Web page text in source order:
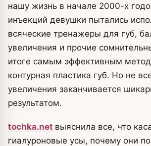
нашу жизнь в начале 2000-х
инъекций девушки пытались
всяческие тренажеры для губ,
увеличения и прочие
итоге самым эффективным
контурная пластика губ. Но не
увеличения заканчивается
результатом.
tochka.net выяснила все, что
гиалуроновые усы, почему они